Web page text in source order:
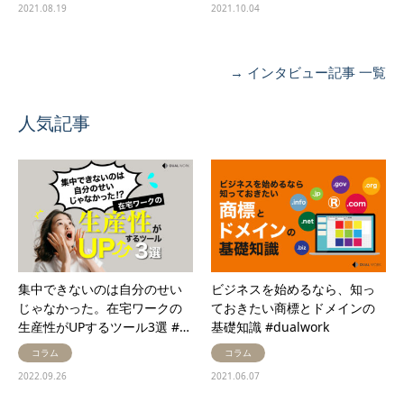
2021.08.19
2021.10.04
→ インタビュー記事 一覧
人気記事
集中できないのは自分のせい
じゃなかった。在宅ワークの
生産性がUPするツール3選 #…
コラム
2022.09.26
ビジネスを始めるなら、知っ
ておきたい商標とドメインの
基礎知識 #dualwork
コラム
2021.06.07